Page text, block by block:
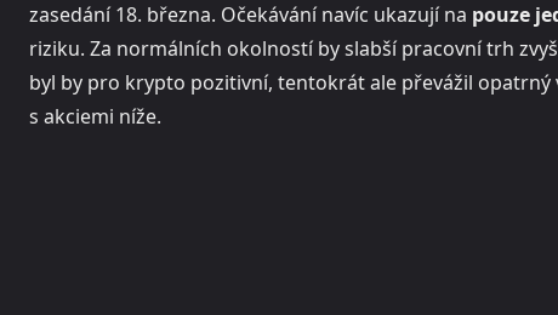
zasedání 18. března. Očekávání navíc ukazují na pouze
riziku. Za normálních okolností by slabší pracovní trh
byl by pro krypto pozitivní, tentokrát ale převážil opatrný
s akciemi níže.